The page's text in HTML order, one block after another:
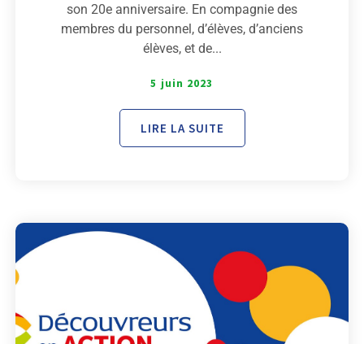
son 20e anniversaire. En compagnie des
membres du personnel, d’élèves, d’anciens
élèves, et de...
5 juin 2023
LIRE LA SUITE